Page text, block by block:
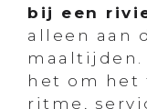
bij een
alleen aan
het om het
ritme,